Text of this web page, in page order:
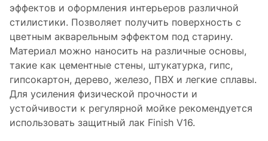
эффектов и оформления интерьеров различной
стилистики. Позволяет получить поверхность с
цветным акварельным эффектом под старину.
Материал можно наносить на различные основы,
такие как цементные стены, штукатурка, гипс,
гипсокартон, дерево, железо, ПВХ и легкие сплавы.
Для усиления физической прочности и
устойчивости к регулярной мойке рекомендуется
использовать защитный лак Finish V16.